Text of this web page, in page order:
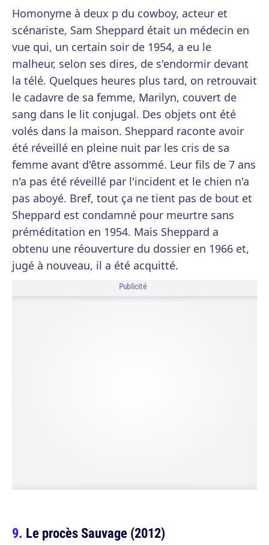
Homonyme à deux p du cowboy, acteur et
scénariste, Sam Sheppard était un médecin en
vue qui, un certain soir de 1954, a eu le
malheur, selon ses dires, de s'endormir devant
la télé. Quelques heures plus tard, on retrouvait
le cadavre de sa femme, Marilyn, couvert de
sang dans le lit conjugal. Des objets ont été
volés dans la maison. Sheppard raconte avoir
été réveillé en pleine nuit par les cris de sa
femme avant d'être assommé. Leur fils de 7 ans
n'a pas été réveillé par l'incident et le chien n'a
pas aboyé. Bref, tout ça ne tient pas de bout et
Sheppard est condamné pour meurtre sans
préméditation en 1954. Mais Sheppard a
obtenu une réouverture du dossier en 1966 et,
jugé à nouveau, il a été acquitté.
Publicité
Le procès Sauvage (2012)